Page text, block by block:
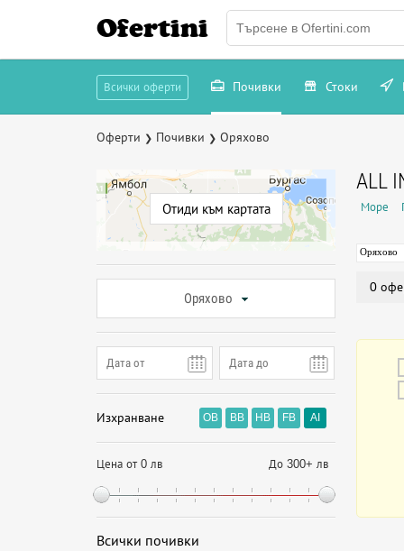
Ofertini
Всички оферти Почивки Стоки
Оферти ❯ Почивки ❯ Оряхово
Отиди към картата
Оряхово
Изхранване OB BB HB FB AI
Цена от 0 лв До 300+ лв
Всички почивки
ALL
Море
Оряхово
0